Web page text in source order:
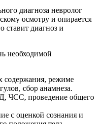
диагноза невролог
осмотру и опирается
ставит диагноз и
необходимой
содержания, режиме
сбор анамнеза.
ЧСС, проведение общего
с оценкой сознания и